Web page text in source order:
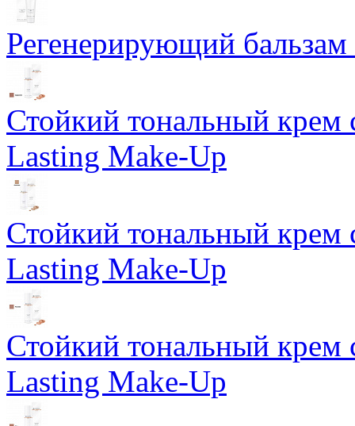
Регенерирующий
Стойкий тональный
Lasting Make-Up
Стойкий тональный
Lasting Make-Up
Стойкий тональный
Lasting Make-Up